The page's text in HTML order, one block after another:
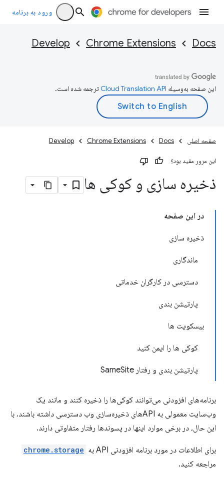
ورود به برنامه
Docs
Chrome Extensions
Develop
این صفحه به‌وسیله ترجمه شده است.
صفحه اصلی Docs
Chrome Extensions
Develop
این مرور مفید بود؟
ذخیره سازی و کوکی ها
در این صفحه
ذخیره سازی
ماندگاری
دسترسی در کارگران خدماتی
پارتیشن بندی
بیسکویت ها
کوکی ها را ایمن کنید
پارتیشن بندی و رفتار SameSite
برنامه‌های افزودنی می‌توانند کوکی‌ها را ذخیره کنند و مانند یک
وب‌سایت معمولی به APIهای ذخیره‌سازی وب دسترسی داشته باشند. با
این حال، در برخی موارد اینها در پسوندها رفتار متفاوتی دارند.
برای اطلاعات در مورد برنامه افزودنی API به chrome.storage
مراجعه کنید.